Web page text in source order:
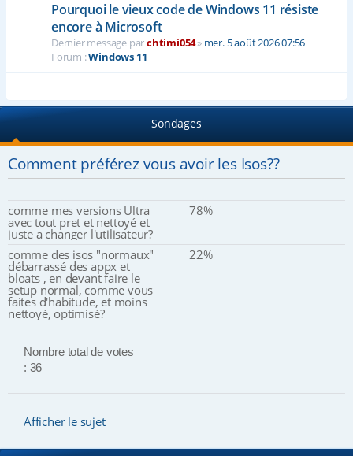
Pourquoi le vieux code de Windows 11 résiste
encore à Microsoft
Dernier message parchtimi054» mer. 5 août 2026 07:56
Forum :Windows 11
Sondages
Comment préférez vous avoir les Isos??
comme mes versions Ultra
avec tout pret et nettoyé et
juste a changer l'utilisateur?
78%
comme des isos "normaux"
débarrassé des appx et
bloats , en devant faire le
setup normal, comme vous
faites d'habitude, et moins
nettoyé, optimisé?
22%
Nombre total de votes
: 36
Afficher le sujet